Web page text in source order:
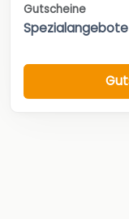
Gutscheine
Spezialangebote